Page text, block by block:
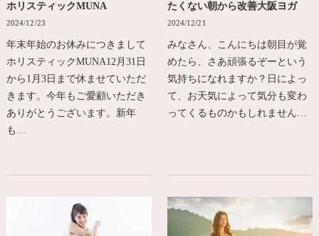
ホリスティックMUNA
2024/12/23
年末年始のお休みにつきまして
ホリスティックMUNA12月31日
から1月3日まで休ませていただ
きます。今年もご愛顧いただき
ありがとうございます。新年
も…
たくない朝から改善大阪ヨガ
2024/12/21
みなさん、こんにちは朝目が覚
めたら、さあ頑張るぞーという
気持ちになれますか？日によっ
て、お天気によって気分も変わ
ってくるものかもしれません…